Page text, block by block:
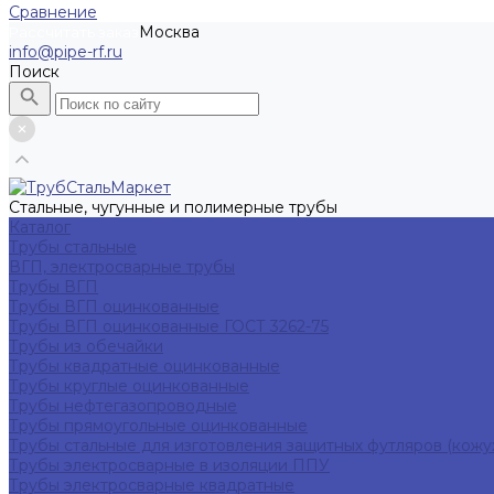
Сравнение
Москва
info@pipe-rf.ru
Поиск
Стальные, чугунные и полимерные трубы
Каталог
Трубы стальные
ВГП, электросварные трубы
Трубы ВГП
Трубы ВГП оцинкованные
Трубы ВГП оцинкованные ГОСТ 3262-75
Трубы из обечайки
Трубы квадратные оцинкованные
Трубы круглые оцинкованные
Трубы нефтегазопроводные
Трубы прямоугольные оцинкованные
Трубы стальные для изготовления защитных футляров
Трубы электросварные в изоляции ППУ
Трубы электросварные квадратные